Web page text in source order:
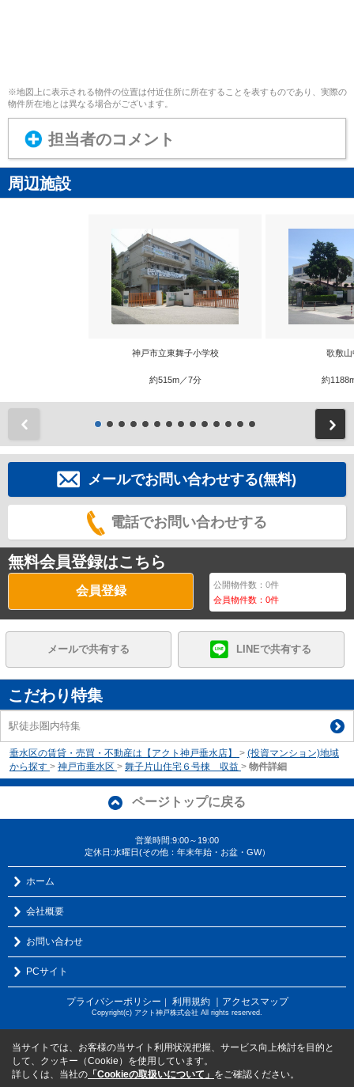
※地図上に表示される物件の位置は付近住所に所在することを表すものであり、実際の
物件所在地とは異なる場合がございます。
担当者のコメント
周辺施設
神戸市立東舞子小学校
約515m／7分
歌敷山
約
メールでお問い合わせする(無料)
電話でお問い合わせする
無料会員登録はこちら
会員登録 公開物件数：0件
会員物件数：0件
メールで共有する LINEで共有する
こだわり特集
駅徒歩圏内特集
垂水区の賃貸・売買・不動産は【アクト神戸垂水店】 > (投資マンション)地域
から探す > 神戸市垂水区 > 舞子片山住宅６号棟 収益 > 物件詳細
ページトップに戻る
営業時間:9:00～19:00
定休日:水曜日(その他：年末年始・お盆・GW）
ホーム
会社概要
お問い合わせ
PCサイト
プライバシーポリシー ｜ 利用規約 ｜アクセスマップ
Copyright(c) アクト神戸株式会社 All rights reserved.
当サイトでは、お客様の当サイト利用状況把握、サービス向上検討を目的と
して、クッキー（Cookie）を使用しています。
詳しくは、当社の 「Cookieの取扱いについて」 をご確認ください。